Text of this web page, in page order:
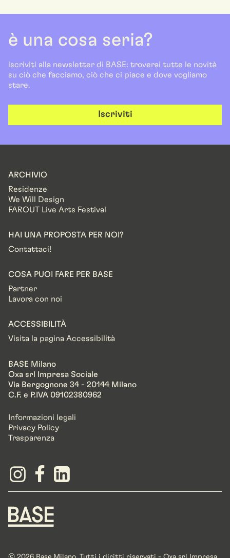
è una cosa seria?
iscriviti alla newsletter di BASE: troverai tutte le novità
su ciò che facciamo, ciò che ci piace e dove vogliamo
stare.
Iscriviti
ARCHIVIO
Residenze
We Will Design
FAROUT Live Arts Festival
HAI UNA PROPOSTA PER NOI?
Contattaci!
COSA PUOI FARE PER BASE
Partner
Lavora con noi
ACCESSIBILITÀ
Visita la pagina Accessibilità
BASE Milano
Oxa srl Impresa Sociale
Via Bergognone 34 - 20144 Milano
C.F. e P.IVA 09102380962
Informazioni legali
Privacy Policy
Trasparenza